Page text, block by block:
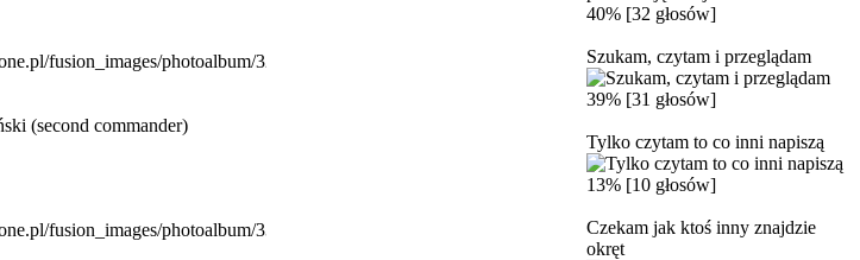
(second commander)
40% [32 głosów]
Szukam, czytam i przeglądam
39% [31 głosów]
Tylko czytam to co inni napiszą
13% [10 głosów]
Czekam jak ktoś inny znajdzie
okręt